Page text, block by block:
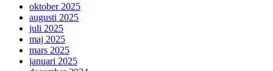
oktober 2025
augusti 2025
juli 2025
maj 2025
mars 2025
januari 2025